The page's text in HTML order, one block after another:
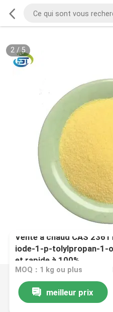
2/5
Vente à chaud CAS
iode-1-p-tolylpropan-1-
et rapide à 100%
MOQ：1 kg ou plus
meilleur prix